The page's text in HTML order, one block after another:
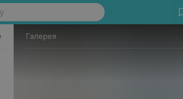
Галерея